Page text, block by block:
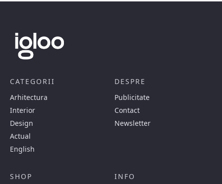
CATEGORII
Arhitectura
Interior
Design
Actual
English
DESPRE
Publicitate
Contact
Newsletter
SHOP INFO